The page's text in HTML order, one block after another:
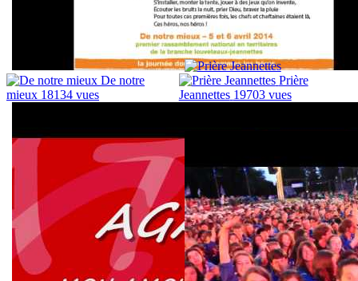
De notre
mieux 18134 vues
Prière
Jeannettes 19703 vues